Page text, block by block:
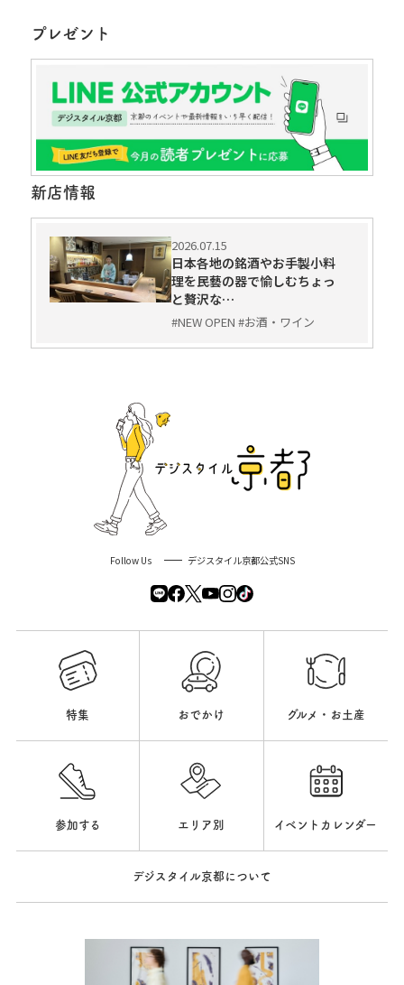
プレゼント
新店情報
2026.07.15
日本各地の銘酒やお手製小料
理を民藝の器で愉しむちょっ
と贅沢な…
#NEW OPEN #お酒・ワイン
Follow Us デジスタイル京都公式SNS
特集 おでかけ グルメ・お土産
参加する エリア別 イベントカレンダー
デジスタイル京都について